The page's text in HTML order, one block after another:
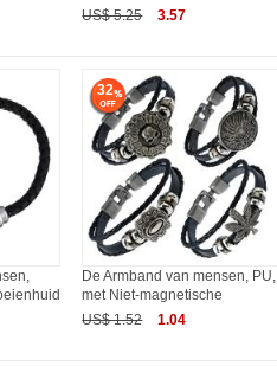
US$ 5.25
3.57
32
De Armband van mensen, PU,
met Niet-magnetische
US$ 1.52
1.04